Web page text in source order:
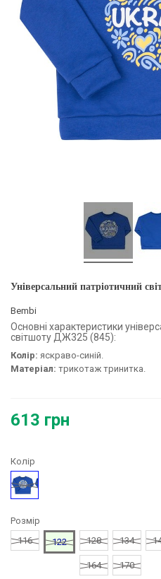
Універсальний патріотичний
Bembi
Основні характеристики
світшоту ДЖ325 (845):
Колір: яскраво-синій.
Матеріал: трикотаж тринитка.
613 грн
Колір
Синій
Розмір
116
122 128 134
164 170